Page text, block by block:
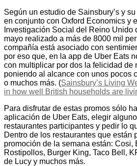
Según un estudio de Sainsbury’s y
en conjunto con Oxford Economics y
Investigación Social del Reino Unido
mayo realizado a más de 8000 mil
compañía está asociado con
por eso que, en la app de Uber Eats
con multiplicar por dos la felicidad de
poniendo al alcance con unos pocos
o muchos más. (Sainsbury’s Living
in how well British households are
Para disfrutar de estas promos sólo
aplicación de Uber Eats, elegir
restaurantes participantes y pedir lo
Dentro de los restaurantes que están
promoción de la semana están: Cosi,
Rostipollos, Burger King, Taco Bell,
de Lucy y muchos más.